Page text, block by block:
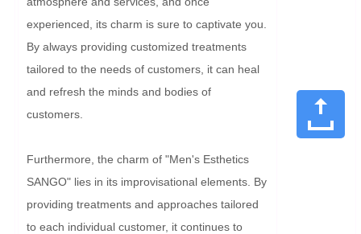
experienced, its charm is sure to captivate you.
By always providing customized treatments
tailored to the needs of customers, it can heal
and refresh the minds and bodies of
customers.
Furthermore, the charm of "Men's Esthetics
SANGO" lies in its improvisational elements. By
providing treatments and approaches tailored
to each individual customer, it continues to